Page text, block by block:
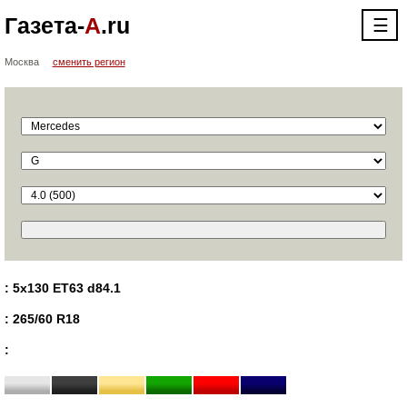
Газета-А.ru ☰
Москва сменить регион
: 5x130 ET63 d84.1
: 265/60 R18
: